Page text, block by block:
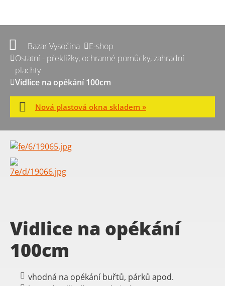
Bazar Vysočina
E-shop
Ostatní - překližky, ochranné pomůcky, zahradní
plachty
Vidlice na opékání 100cm
Nová plastová okna skladem »
Vidlice na opékání
100cm
vhodná na opékání buřtů, párků apod.